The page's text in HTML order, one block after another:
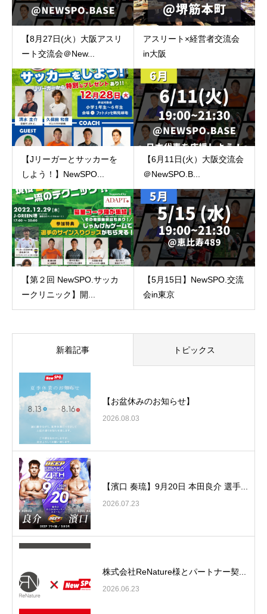
【8月27日(火）大阪アスリ
ート交流会＠New...
アスリート×経営者交流会
in大阪
【Jリーガーとサッカーを
しよう！】NewSPO...
【6月11日(火）大阪交流会
＠NewSPO.B...
【第２回 NewSPO.サッカ
ークリニック】開...
【5月15日】NewSPO.交流
会in東京
新着記事 トピックス
【お盆休みのお知らせ】
2026.08.03
【濱口 奏琉】9月20日 本田良介 選手...
2026.07.23
株式会社ReNature様とパートナー契...
2026.06.23